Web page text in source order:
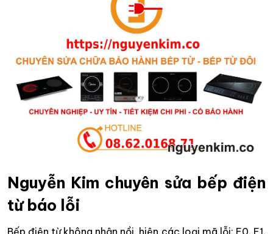
Nguyễn Kim chuyên sửa bếp điện
từ báo lỗi
Bếp điện từ không nhận nồi, hiện các loại mã lỗi: E0, E1,